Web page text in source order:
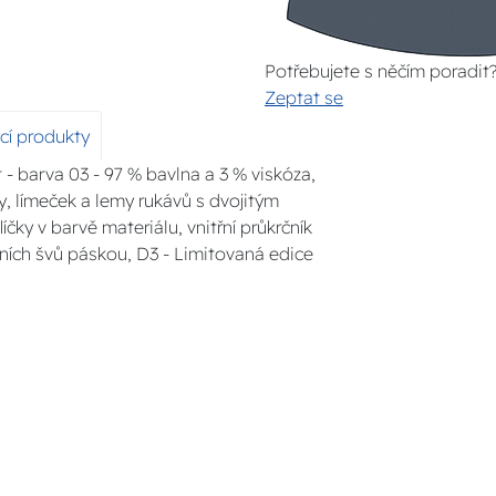
Potřebujete s něčím poradit?
Zeptat se
produkty
barva 03 - 97 % bavlna a 3 % viskóza,
límeček a lemy rukávů s dvojitým
v barvě materiálu, vnitřní průkrčník
švů páskou, D3 - Limitovaná edice